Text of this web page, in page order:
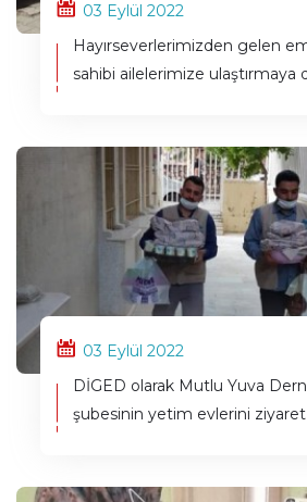
03 Eylül 2022
Hayırseverlerimizden gelen
sahibi ailelerimize ulaştırmaya
03 Eylül 2022
DİGED olarak Mutlu Yuva
şubesinin yetim evlerini